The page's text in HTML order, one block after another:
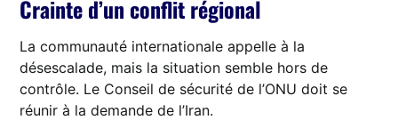
Crainte d’un conflit régional
La communauté internationale appelle à la
désescalade, mais la situation semble hors de
contrôle. Le Conseil de sécurité de l’ONU doit se
réunir à la demande de l’Iran.